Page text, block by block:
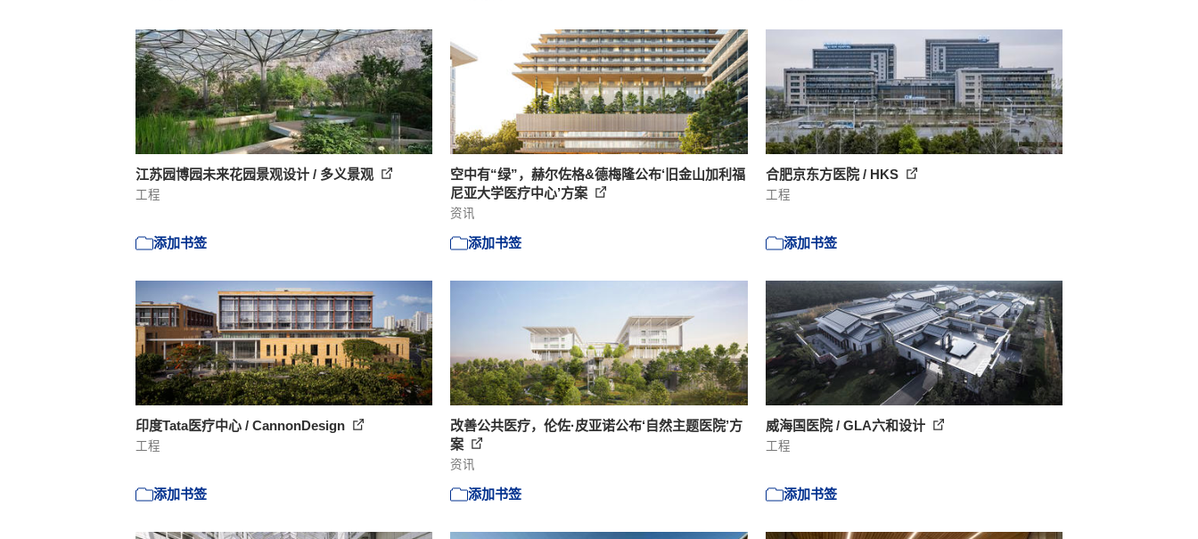
江苏园博园未来花园景观设计 / 多义景观
工程
添加书签
空中有“绿”，赫尔佐格&德梅隆公布‘旧金山加利福
尼亚大学医疗中心’方案
资讯
添加书签
合肥京东方医院 / HKS
工程
添加书签
印度Tata医疗中心 / CannonDesign
工程
添加书签
改善公共医疗，伦佐·皮亚诺公布‘自然主题医院’方
案
资讯
添加书签
威海国医院 / GLA六和设计
工程
添加书签